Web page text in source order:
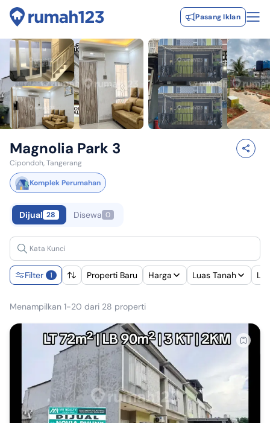
Pasang Iklan
Magnolia Park 3
Cipondoh, Tangerang
Komplek Perumahan
Dijual 28 Disewa 0
Filter 1 Properti Baru Harga Luas Tanah
Menampilkan 1-20 dari 28 properti